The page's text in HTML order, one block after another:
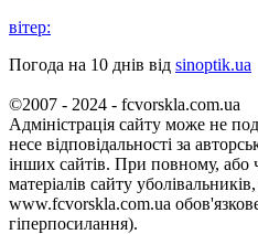
вітер:
Погода на 10 днів від sinoptik.ua
©2007 - 2024 - fcvorskla.com.ua
Адміністрація сайту може не
несе відповідальності за
інших сайтів. При повному, або
матеріалів сайту
www.fcvorskla.com.ua
гіперпосилання).